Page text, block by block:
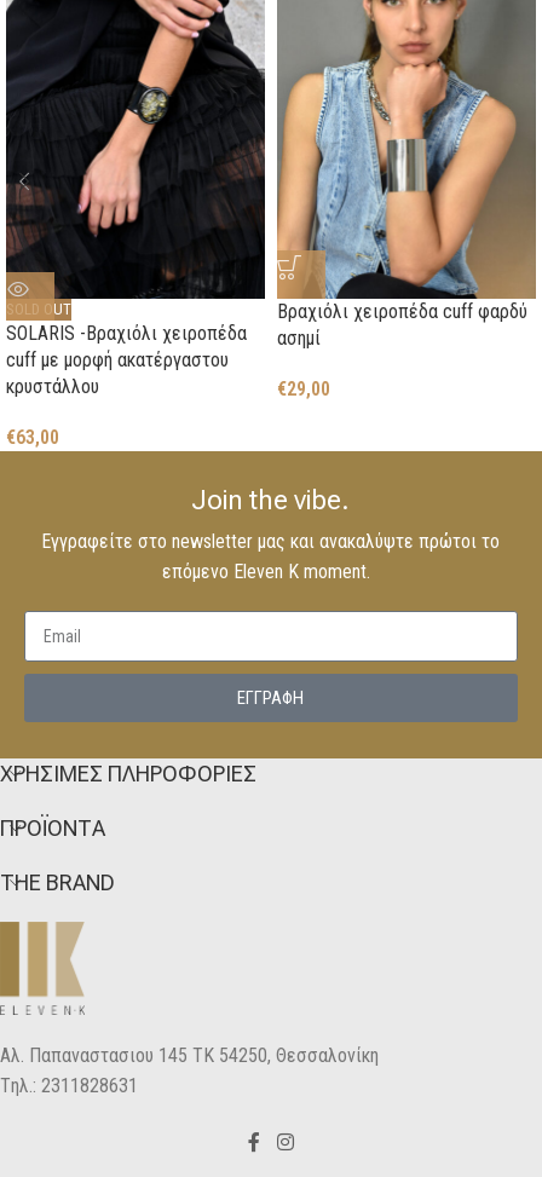
SOLD OUT
SOLARIS -Βραχιόλι χειροπέδα
cuff με μορφή ακατέργαστου
κρυστάλλου
€63,00
Βραχιόλι χειροπέδα cuff φαρδύ
ασημί
€29,00
Join the vibe.
Εγγραφείτε στο newsletter μας και ανακαλύψτε πρώτοι το
επόμενο Eleven K moment.
EΓΓΡΑΦΗ
ΧΡΗΣΙΜΕΣ ΠΛΗΡΟΦΟΡΙΕΣ
ΠΡΟΪΟΝΤΑ
THE BRAND
Αλ. Παπαναστασιου 145 ΤΚ 54250, Θεσσαλονίκη
Tηλ.: 2311828631